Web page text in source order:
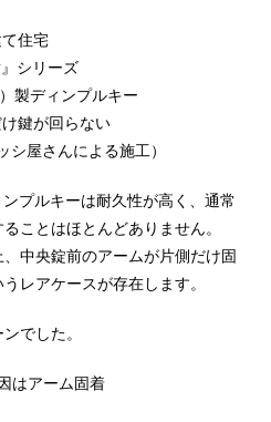
住宅
シリーズ
製ディンプルキー
鍵が回らない
屋さんによる施工）
プルキーは耐久性が高く、通常
ことはほとんどありません。
中央錠前のアームが片側だけ固
レアケースが存在します。
でした。
はアーム固着